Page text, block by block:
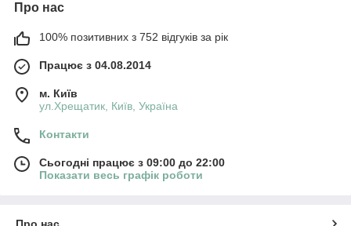
Про нас
100% позитивних з 752 відгуків за рік
Працює з 04.08.2014
м. Київ
ул.Хрещатик, Київ, Україна
Контакти
Сьогодні працює з 09:00 до 22:00
Показати весь графік роботи